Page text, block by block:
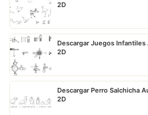
2D
Descargar Juegos Infantiles
2D
Descargar Perro Salchicha
2D